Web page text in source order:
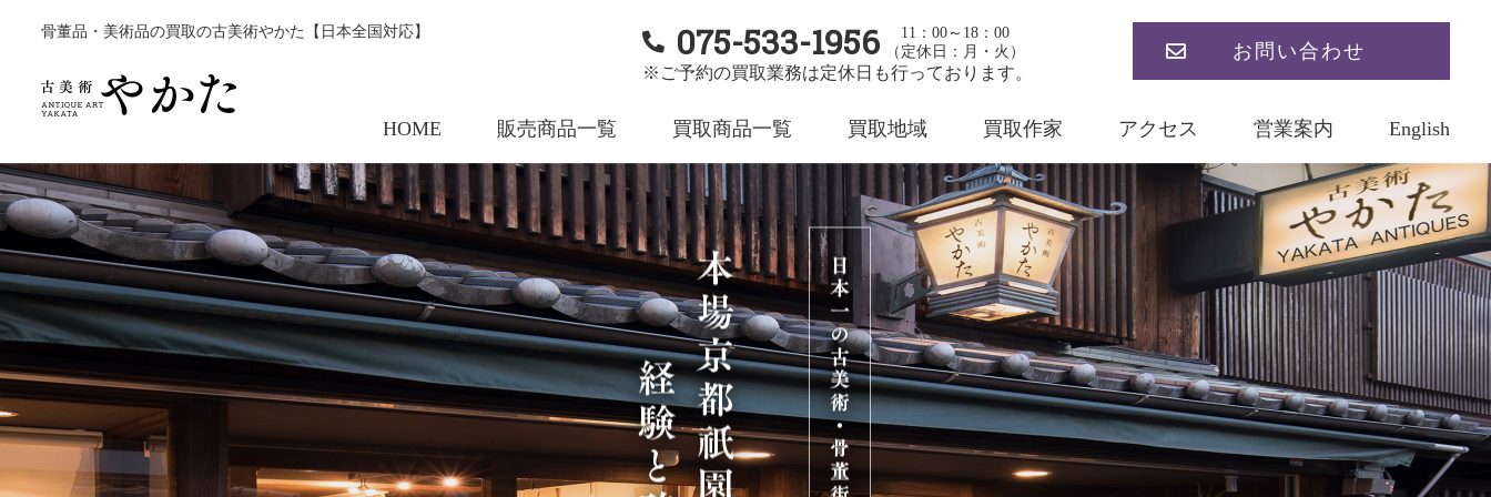
骨董品・美術品の買取の古美術やかた【日本全国対応】 075-533-1956
11：00～18：00
（定休日：月・火）
※ご予約の買取業務は定休日も行っております。
お問い合わせ
HOME 販売商品一覧 買取商品一覧 買取地域 買取作家 アクセス 営業案内 English